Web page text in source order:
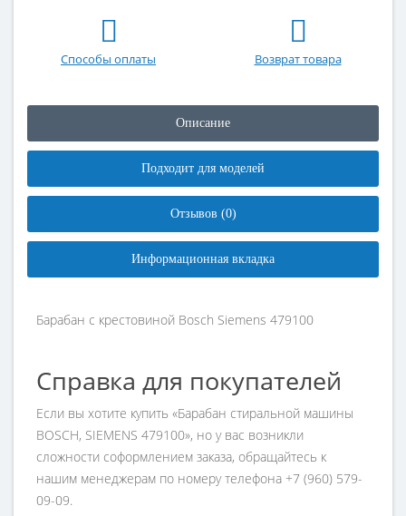
Способы оплаты Возврат товара
Описание
Подходит для моделей
Отзывов (0)
Информационная вкладка
Барабан с крестовиной Bosch Siemens 479100
Справка для покупателей
Если вы хотите купить «Барабан стиральной машины
BOSCH, SIEMENS 479100», но у вас возникли
сложности соформлением заказа, обращайтесь к
нашим менеджерам по номеру телефона +7 (960) 579-
09-09.